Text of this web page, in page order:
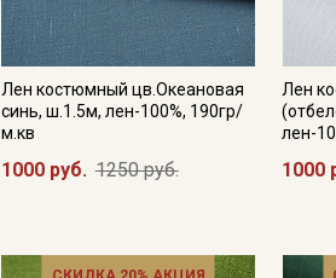
Лен костюмный цв.Океановая
синь, ш.1.5м, лен-100%, 190гр/
м.кв
1000 руб. 1250 руб.
Лен
лен-
1000